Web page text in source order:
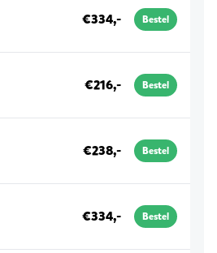
€334,- Bestel
€216,- Bestel
€238,- Bestel
€334,- Bestel